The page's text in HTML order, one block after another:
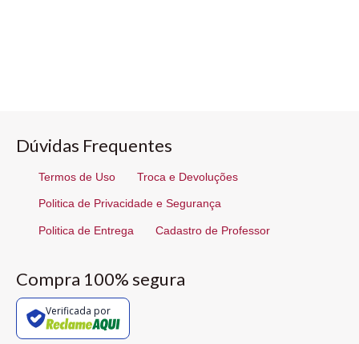
Dúvidas Frequentes
Termos de Uso Troca e Devoluções
Politica de Privacidade e Segurança
Politica de Entrega Cadastro de Professor
Compra 100% segura
Verificada por